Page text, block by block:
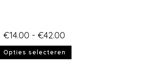
€14.00 - €42.00
Opties selecteren